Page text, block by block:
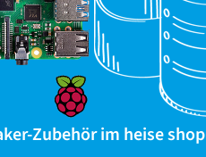
Zubehör im heise shop